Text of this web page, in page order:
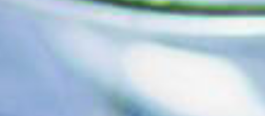
RIZZOLI